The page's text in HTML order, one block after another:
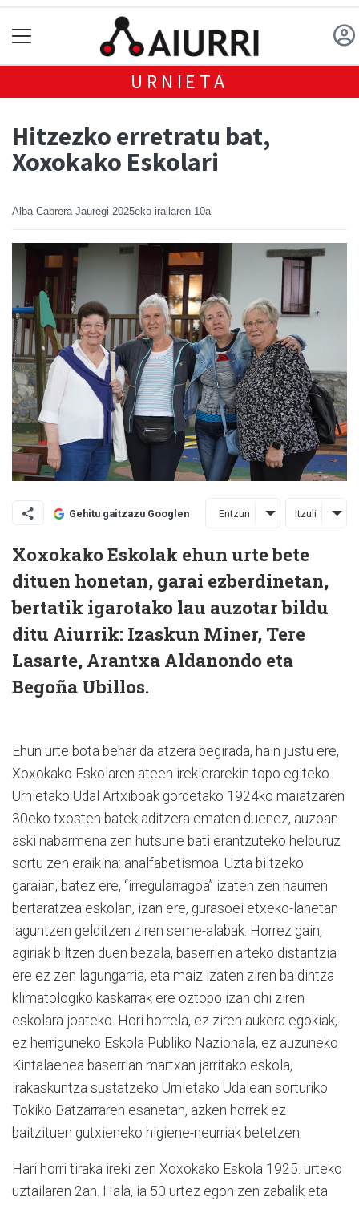
URNIETA
Hitzezko erretratu bat,
Xoxokako Eskolari
Alba Cabrera Jauregi 2025eko irailaren 10a
Gehitu gaitzazu Googlen Entzun Itzuli
Xoxokako Eskolak ehun urte bete
dituen honetan, garai ezberdinetan,
bertatik igarotako lau auzotar bildu
ditu Aiurrik: Izaskun Miner, Tere
Lasarte, Arantxa Aldanondo eta
Begoña Ubillos.
Ehun urte bota behar da atzera begirada, hain justu ere,
Xoxokako Eskolaren ateen irekierarekin topo egiteko.
Urnietako Udal Artxiboak gordetako 1924ko maiatzaren
30eko txosten batek aditzera ematen duenez, auzoan
aski nabarmena zen hutsune bati erantzuteko helburuz
sortu zen eraikina: analfabetismoa. Uzta biltzeko
garaian, batez ere, “irregularragoa” izaten zen haurren
bertaratzea eskolan, izan ere, gurasoei etxeko-lanetan
laguntzen gelditzen ziren seme-alabak. Horrez gain,
agiriak biltzen duen bezala, baserrien arteko distantzia
ere ez zen lagungarria, eta maiz izaten ziren baldintza
klimatologiko kaskarrak ere oztopo izan ohi ziren
eskolara joateko. Hori horrela, ez ziren aukera egokiak,
ez herriguneko Eskola Publiko Nazionala, ez auzuneko
Kintalaenea baserrian martxan jarritako eskola,
irakaskuntza sustatzeko Urnietako Udalean sorturiko
Tokiko Batzarraren esanetan, azken horrek ez
baitzituen gutxieneko higiene-neurriak betetzen.
Hari horri tiraka ireki zen Xoxokako Eskola 1925. urteko
uztailaren 2an. Hala, ia 50 urtez egon zen zabalik eta